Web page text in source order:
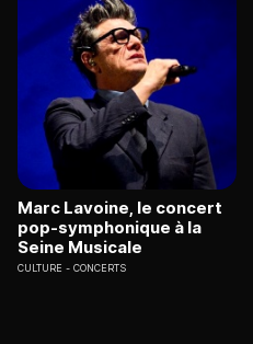
Marc Lavoine, le concert
pop-symphonique à la
Seine Musicale
CULTURE CONCERTS